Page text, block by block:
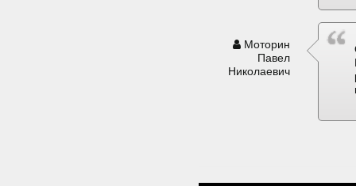
Моторин
Павел
Николаевич